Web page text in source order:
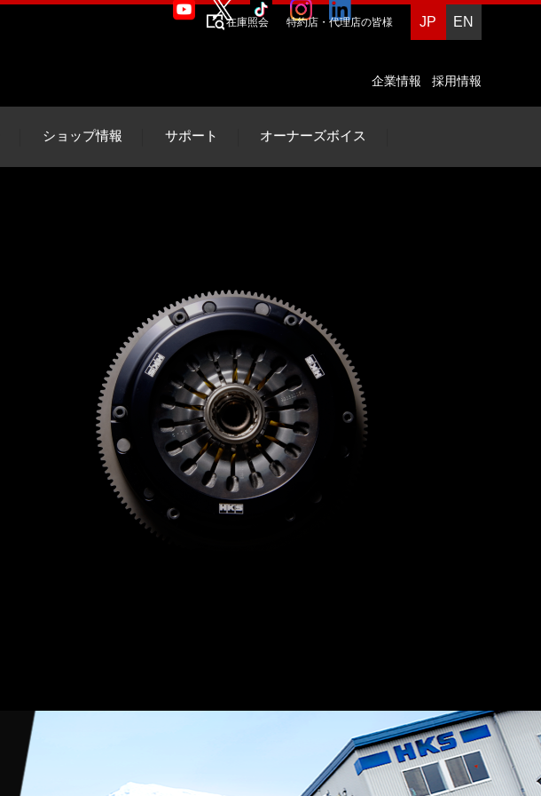
企業情報 採用情報
在庫照会 特約店・代理店の皆様 JP EN
ショップ情報 サポート オーナーズボイス